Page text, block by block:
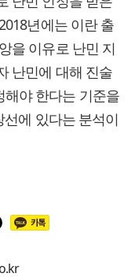
년에는 이란 출
을 이유로 난민 지
난민에 대해 진술
야 한다는 기준을
에 있다는 분석이